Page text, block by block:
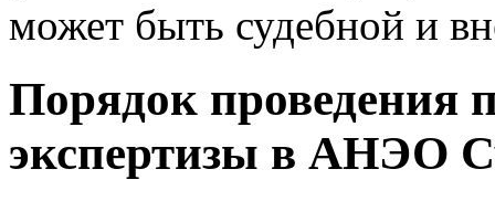
может быть судебной и
Порядок проведения
экспертизы в АНЭО